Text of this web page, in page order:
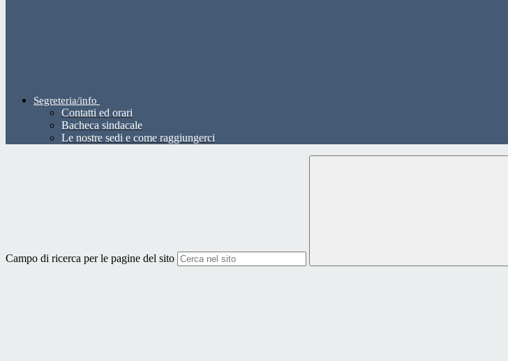
Segreteria/info
Contatti ed orari
Bacheca sindacale
Le nostre sedi e come raggiungerci
Campo di ricerca per le pagine del sito